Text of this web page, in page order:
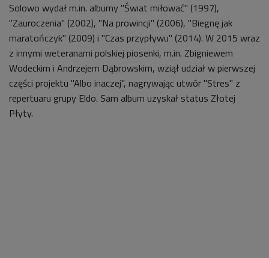
Solowo wydał m.in. albumy "Świat miłować" (1997),
"Zauroczenia" (2002), "Na prowincji" (2006), "Biegnę jak
maratończyk" (2009) i "Czas przypływu" (2014). W 2015 wraz
z innymi weteranami polskiej piosenki, m.in. Zbigniewem
Wodeckim i Andrzejem Dąbrowskim, wziął udział w pierwszej
części projektu "Albo inaczej", nagrywając utwór "Stres" z
repertuaru grupy Eldo. Sam album uzyskał status Złotej
Płyty.